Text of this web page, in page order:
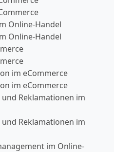
Online-Handel
Online-Handel
im eCommerce
im eCommerce
Reklamationen im
Reklamationen im
im Online-